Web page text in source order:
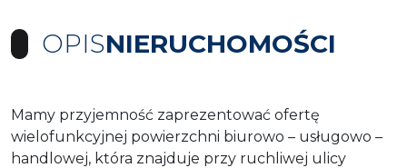
OPISNIERUCHOMOŚCI
Mamy przyjemność zaprezentować ofertę
wielofunkcyjnej powierzchni biurowo – usługowo –
handlowej, która znajduje przy ruchliwej ulicy